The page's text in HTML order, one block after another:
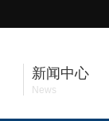
新闻中心
News